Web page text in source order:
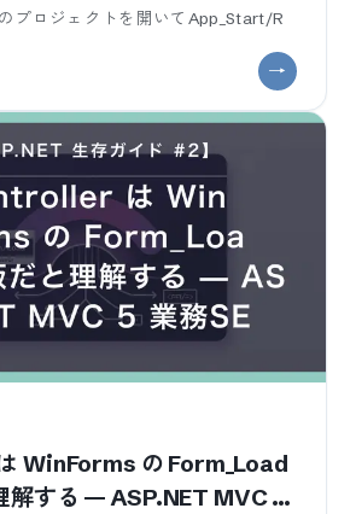
プロジェクトを開いてApp_Start/R
WinForms の Form_Load
解する — ASP.NET MVC 5